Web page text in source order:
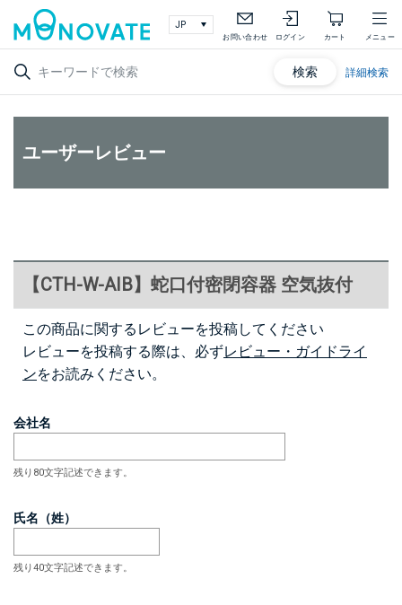
お問い合わせ ログイン カート メニュー
検索 詳細検索
ユーザーレビュー
【CTH-W-AIB】蛇口付密閉容器 空気抜付
この商品に関するレビューを投稿してください
レビューを投稿する際は、必ずレビュー・ガイドライ
ンをお読みください。
会社名
残り80文字記述できます。
氏名（姓）
残り40文字記述できます。